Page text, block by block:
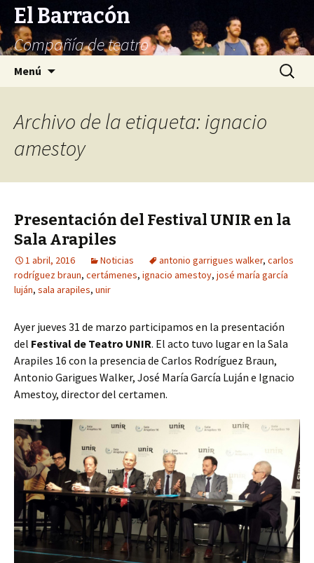
El Barracón
Compañía de teatro
Menú Buscar:
Archivo de la etiqueta: ignacio
amestoy
Presentación del Festival UNIR en la
Sala Arapiles
1 abril, 2016 Noticias antonio garrigues walker, carlos
rodríguez braun, certámenes, ignacio amestoy, josé maría garcía
luján, sala arapiles, unir
Ayer jueves 31 de marzo participamos en la presentación
del Festival de Teatro UNIR. El acto tuvo lugar en la Sala
Arapiles 16 con la presencia de Carlos Rodríguez Braun,
Antonio Garigues Walker, José María García Luján e Ignacio
Amestoy, director del certamen.